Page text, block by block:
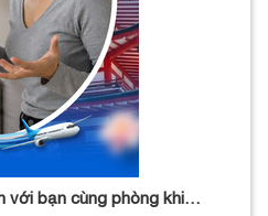
với bạn cùng phòng khi…